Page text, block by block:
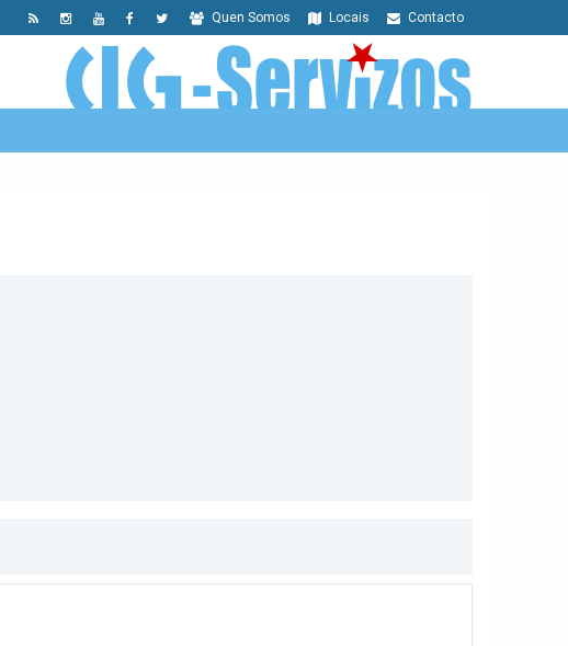
Contacto
Locais
Quen Somos